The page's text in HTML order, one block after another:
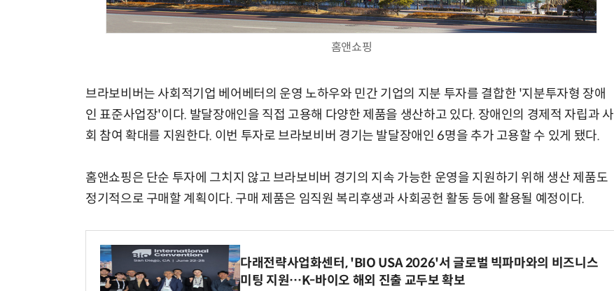
홈앤쇼핑
브라보비버는 사회적기업 베어베터의 운영 노하우와 민간 기업의 지분 투자를 결합한 '지분투자형 장애
인 표준사업장'이다. 발달장애인을 직접 고용해 다양한 제품을 생산하고 있다. 장애인의 경제적 자립과 사
회 참여 확대를 지원한다. 이번 투자로 브라보비버 경기는 발달장애인 6명을 추가 고용할 수 있게 됐다.
홈앤쇼핑은 단순 투자에 그치지 않고 브라보비버 경기의 지속 가능한 운영을 지원하기 위해 생산 제품도
정기적으로 구매할 계획이다. 구매 제품은 임직원 복리후생과 사회공헌 활동 등에 활용될 예정이다.
다래전략사업화센터, 'BIO USA 2026'서 글로벌 빅파마와의 비즈니스
미팅 지원…K-바이오 해외 진출 교두보 확보